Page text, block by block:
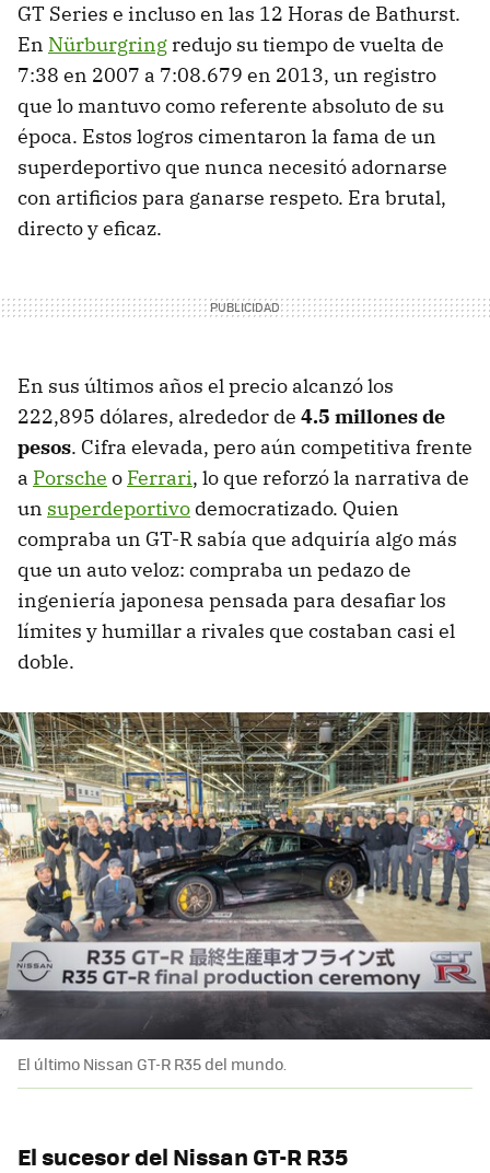
GT Series e incluso en las 12 Horas de Bathurst.
En Nürburgring redujo su tiempo de vuelta de
7:38 en 2007 a 7:08.679 en 2013, un registro
que lo mantuvo como referente absoluto de su
época. Estos logros cimentaron la fama de un
superdeportivo que nunca necesitó adornarse
con artificios para ganarse respeto. Era brutal,
directo y eficaz.
En sus últimos años el precio alcanzó los
222,895 dólares, alrededor de 4.5 millones de
pesos. Cifra elevada, pero aún competitiva frente
a Porsche o Ferrari, lo que reforzó la narrativa de
un superdeportivo democratizado. Quien
compraba un GT-R sabía que adquiría algo más
que un auto veloz: compraba un pedazo de
ingeniería japonesa pensada para desafiar los
límites y humillar a rivales que costaban casi el
doble.
El último Nissan GT-R R35 del mundo.
El sucesor del Nissan GT-R R35